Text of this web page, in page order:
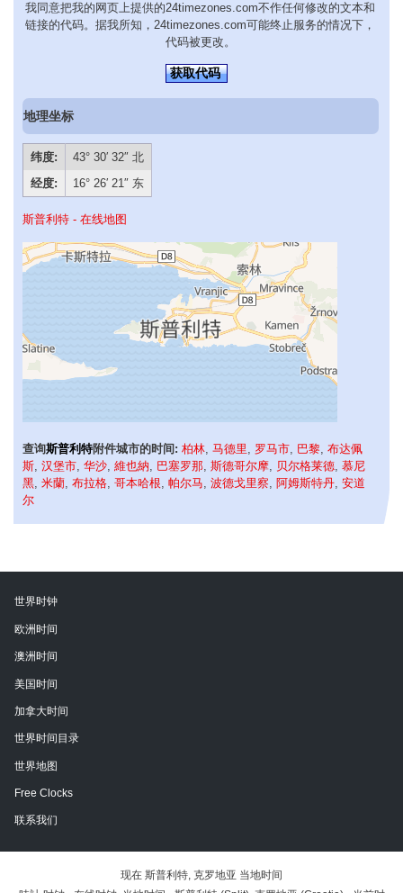
我同意把我的网页上提供的24timezones.com不作任何修改的文本和
链接的代码。据我所知，24timezones.com可能终止服务的情况下，
代码被更改。
获取代码
地理坐标
纬度:
43° 30′ 32″ 北
经度:
16° 26′ 21″ 东
斯普利特 - 在线地图
查询斯普利特附件城市的时间: 柏林 马德里 罗马市 巴黎 布达佩
斯 汉堡市 华沙 維也納 巴塞罗那 斯德哥尔摩 贝尔格莱德 慕尼
黑 米蘭 布拉格 哥本哈根 帕尔马 波德戈里察 阿姆斯特丹 安道
尔
世界时钟
欧洲时间
澳洲时间
美国时间
加拿大时间
世界时间目录
世界地图
Free Clocks
联系我们
现在 斯普利特, 克罗地亚 当地时间